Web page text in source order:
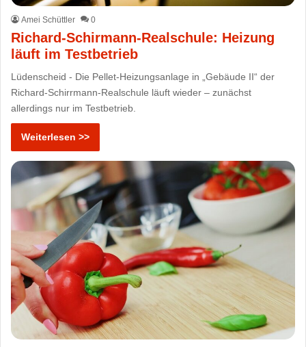
Amei Schüttler 0
Richard-Schirmann-Realschule: Heizung
läuft im Testbetrieb
Lüdenscheid - Die Pellet-Heizungsanlage in „Gebäude II“ der
Richard-Schirrmann-Realschule läuft wieder – zunächst
allerdings nur im Testbetrieb.
Weiterlesen >>